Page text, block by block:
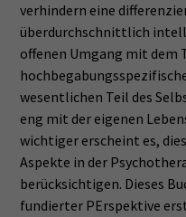
verhindern eine
überdurchschnittlich
offenen Umgang mit dem
wesentlichen Teil des
eng mit der eigenen
wichtiger erscheint es,
Aspekte in der
berücksichtigen. Dieses
fundierter PErspektive